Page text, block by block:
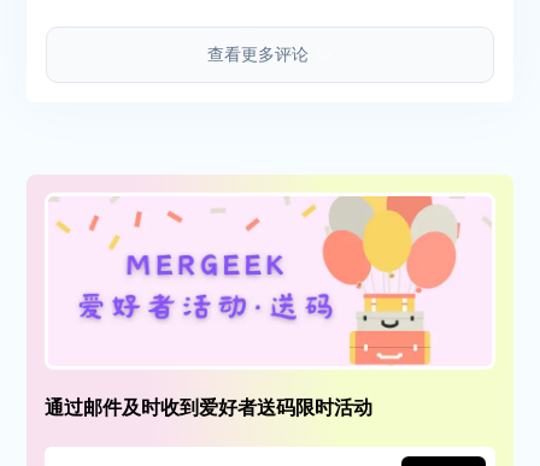
查看更多评论
通过邮件及时收到爱好者送码限时活动